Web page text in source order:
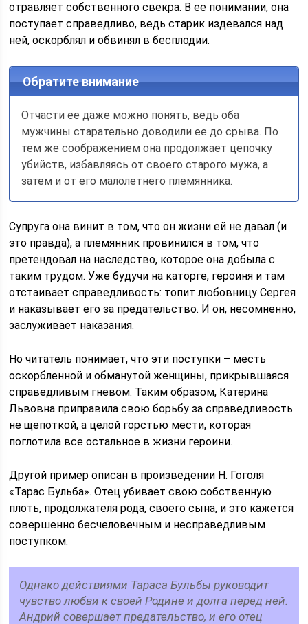
отравляет собственного свекра. В ее понимании, она
поступает справедливо, ведь старик издевался над
ней, оскорблял и обвинял в бесплодии.
Обратите внимание
Отчасти ее даже можно понять, ведь оба
мужчины старательно доводили ее до срыва. По
тем же соображением она продолжает цепочку
убийств, избавляясь от своего старого мужа, а
затем и от его малолетнего племянника.
Супруга она винит в том, что он жизни ей не давал (и
это правда), а племянник провинился в том, что
претендовал на наследство, которое она добыла с
таким трудом. Уже будучи на каторге, героиня и там
отстаивает справедливость: топит любовницу Сергея
и наказывает его за предательство. И он, несомненно,
заслуживает наказания.
Но читатель понимает, что эти поступки – месть
оскорбленной и обманутой женщины, прикрывшаяся
справедливым гневом. Таким образом, Катерина
Львовна приправила свою борьбу за справедливость
не щепоткой, а целой горстью мести, которая
поглотила все остальное в жизни героини.
Другой пример описан в произведении Н. Гоголя
«Тарас Бульба». Отец убивает свою собственную
плоть, продолжателя рода, своего сына, и это кажется
совершенно бесчеловечным и несправедливым
поступком.
Однако действиями Тараса Бульбы руководит
чувство любви к своей Родине и долга перед ней.
Андрий совершает предательство, и его отец